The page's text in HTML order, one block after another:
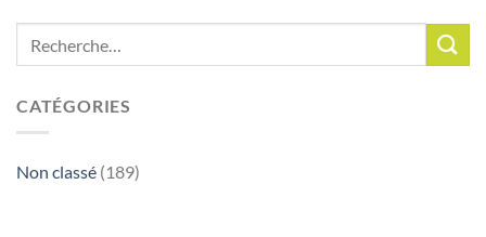
CATÉGORIES
Non classé (189)